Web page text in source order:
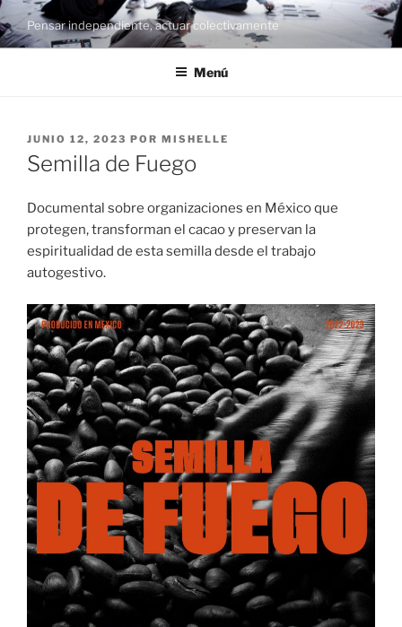
Saltar
al
contenido
Pensar independiente, actuar colectivamente
Menú
PUBLICADO
EL
JUNIO 12, 2023 POR MISHELLE
Semilla de Fuego
Documental sobre organizaciones en México que
protegen, transforman el cacao y preservan la
espiritualidad de esta semilla desde el trabajo
autogestivo.